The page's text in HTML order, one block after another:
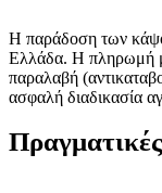
Η παράδοση των
Ελλάδα. Η πληρωμή
παραλαβή
ασφαλή διαδικασία